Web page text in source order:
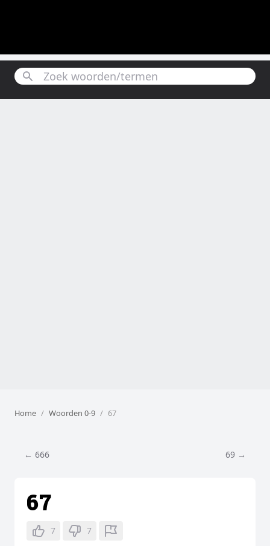
Home Woorden 0-9 67
← 666 69 →
67
7 7